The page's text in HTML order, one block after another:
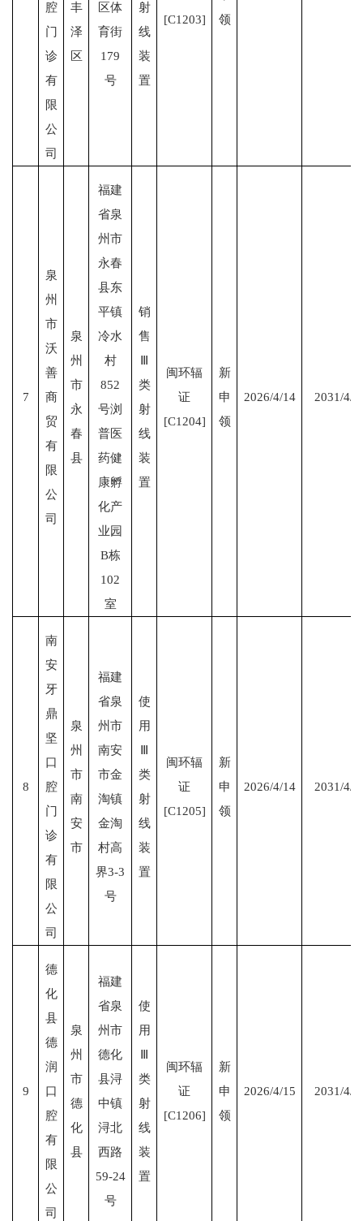
腔
门
诊
有
限
公
司
丰
泽
区
区体
育街
179
号
射
线
装
置
[C1203]
领
7
泉
州
市
沃
善
商
贸
有
限
公
司
泉
州
市
永
春
县
福建
省泉
州市
永春
县东
平镇
冷水
村
852
号浏
普医
药健
康孵
化产
业园
B栋
102
室
销
售
Ⅲ
类
射
线
装
置
闽环辐
证
[C1204]
新
申
领
2026/4/14 2031/4/
8
南
安
牙
鼎
坚
口
腔
门
诊
有
限
公
司
泉
州
市
南
安
市
福建
省泉
州市
南安
市金
淘镇
金淘
村高
界3-3
号
使
用
Ⅲ
类
射
线
装
置
闽环辐
证
[C1205]
新
申
领
2026/4/14 2031/4/
9
德
化
县
德
润
口
腔
有
限
公
司
泉
州
市
德
化
县
福建
省泉
州市
德化
县浔
中镇
浔北
西路
59-24
号
使
用
Ⅲ
类
射
线
装
置
闽环辐
证
[C1206]
新
申
领
2026/4/15 2031/4/